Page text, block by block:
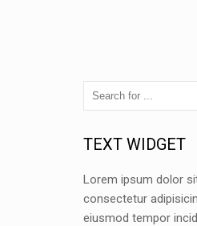
TEXT WIDGET
Lorem ipsum dolor
consectetur
eiusmod tempor